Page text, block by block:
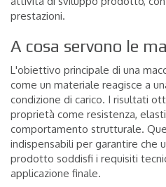
prestazioni.
A cosa servono le
L'obiettivo principale di una
come un materiale reagisce a
condizione di carico. I risultati
proprietà come resistenza,
comportamento strutturale.
indispensabili per garantire che
prodotto soddisfi i requisiti
applicazione finale.